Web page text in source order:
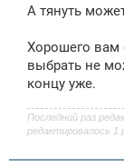
А тянуть
Хорошего вам
выбрать не
концу уже.
Последний раз
редактировалось 1